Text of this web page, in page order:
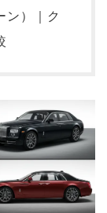
ン）｜ク